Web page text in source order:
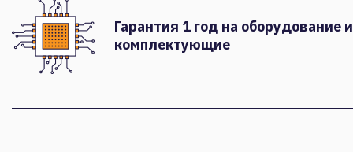
Гарантия 1 год на оборудование и
комплектующие